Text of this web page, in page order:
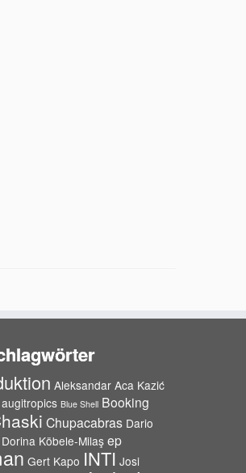
Aleksandar Aca Kazić
augitropics Blue Shell Booking
Chupacabras Dario
Dorina Köbele-Milaş ep
Gert Kapo INTI Josi